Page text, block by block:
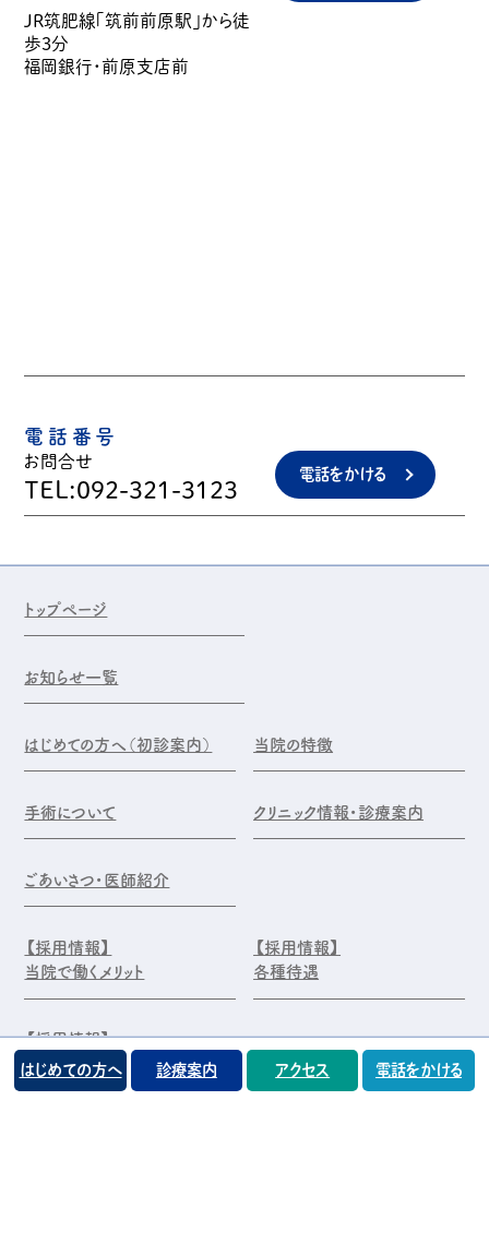
JR筑肥線「筑前前原駅」から徒
歩3分
福岡銀行・前原支店前
電話番号
お問合せ
TEL:092-321-3123
電話をかける
トップページ
お知らせ一覧
はじめての方へ（初診案内） 当院の特徴
手術について クリニック情報・診療案内
ごあいさつ・医師紹介
【採用情報】
当院で働くメリット
【採用情報】
各種待遇
【採用情報】
エントリー・お問合せ
はじめての方へ 診療案内 アクセス 電話をかける